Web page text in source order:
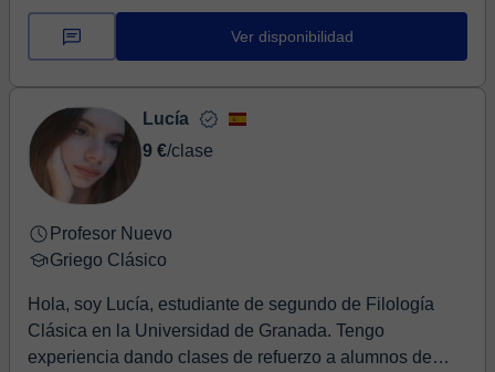
Ver disponibilidad
Lucía
9 €/clase
Profesor Nuevo
Griego Clásico
Hola, soy Lucía, estudiante de segundo de Filología
Clásica en la Universidad de Granada. Tengo
experiencia dando clases de refuerzo a alumnos de